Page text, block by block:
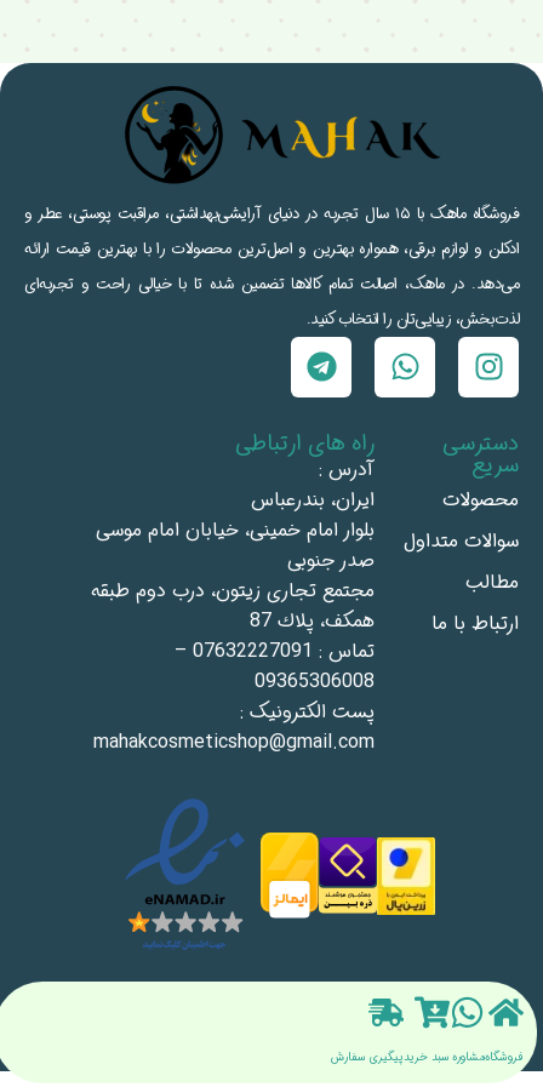
فروشگاه ماهک با ۱۵ سال تجربه در دنیای آرایشی‌بهداشتی، مراقبت پوستی، عطر و
ادکلن و لوازم برقی، همواره بهترین و اصل‌ترین محصولات را با بهترین قیمت ارائه
می‌دهد. در ماهک، اصالت تمام کالاها تضمین شده تا با خیالی راحت و تجربه‌ای
لذت‌بخش، زیبایی‌تان را انتخاب کنید.
دسترسی
سریع
محصولات
سوالات متداول
مطالب
ارتباط با ما
راه های ارتباطی
آدرس :
ايران، بندرعباس
بلوار امام خمينى، خيابان امام موسى
صدر جنوبى
مجتمع تجاری زيتون، درب دوم طبقه
همكف، پلاك 87
تماس : 07632227091 –
09365306008
پست الکترونیک :
mahakcosmeticshop@gmail.com
تمام حقوق برای فروشگاه ماهک کازمتیک محفوظ است | طراحی شده
توسط شرکت accifly ​
فروشگاهمشاوره سبد خریدپیگیری سفارش